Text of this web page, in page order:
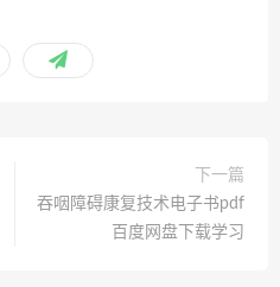
下一篇
吞咽障碍康复技术电子书pdf
百度网盘下载学习